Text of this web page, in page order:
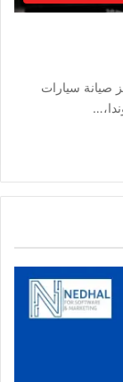
صيانة سيارات